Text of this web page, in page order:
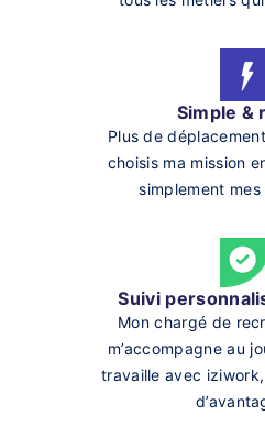
Simple &
Plus de
choisis ma mission
simplement
Suivi
Mon chargé de
m’accompagne au
travaille avec